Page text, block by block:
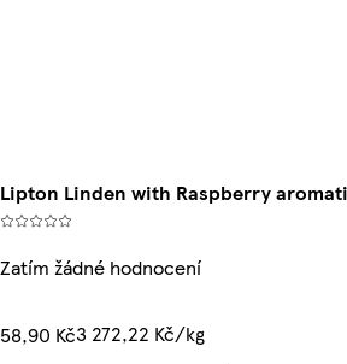
Lipton Linden with Raspberry
Zatím žádné hodnocení
58,90 Kč3 272,22 Kč/kg